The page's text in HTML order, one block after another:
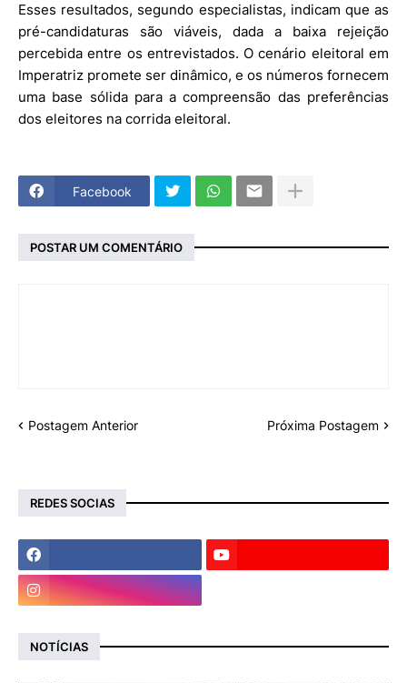
Esses resultados, segundo especialistas, indicam que as
pré-candidaturas são viáveis, dada a baixa rejeição
percebida entre os entrevistados. O cenário eleitoral em
Imperatriz promete ser dinâmico, e os números fornecem
uma base sólida para a compreensão das preferências
dos eleitores na corrida eleitoral.
Facebook
POSTAR UM COMENTÁRIO
Postagem Anterior Próxima Postagem
REDES SOCIAS
NOTÍCIAS